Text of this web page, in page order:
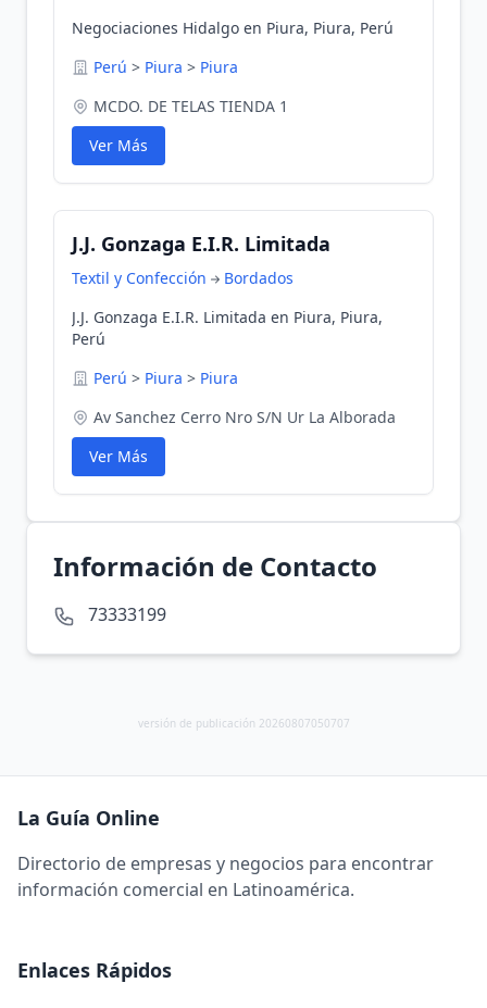
Negociaciones Hidalgo en Piura, Piura, Perú
Perú > Piura > Piura
MCDO. DE TELAS TIENDA 1
Ver Más
J.J. Gonzaga E.I.R. Limitada
Textil y Confección
Bordados
J.J. Gonzaga E.I.R. Limitada en Piura, Piura,
Perú
Perú > Piura > Piura
Av Sanchez Cerro Nro S/N Ur La Alborada
Ver Más
Información de Contacto
73333199
versión de publicación 20260807050707
La Guía Online
Directorio de empresas y negocios para encontrar
información comercial en Latinoamérica.
Enlaces Rápidos